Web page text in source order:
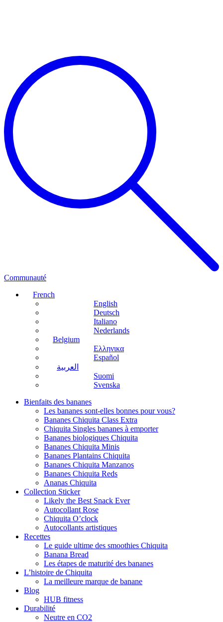
Communauté
French
English
Deutsch
Italiano
Nederlands
Belgium
Ελληνικα
Español
العربية
Suomi
Svenska
Bienfaits des bananes
Les bananes sont-elles bonnes pour vous?
Bananes Chiquita Class Extra
Chiquita Singles bananes à emporter
Bananes biologiques Chiquita
Bananes Chiquita Minis
Bananes Plantains Chiquita
Bananes Chiquita Manzanos
Bananes Chiquita Reds
Ananas Chiquita
Collection Sticker
Likely the Best Snack Ever
Autocollant Rose
Chiquita O’clock
Autocollants artistiques
Recettes
Le guide ultime des smoothies Chiquita
Banana Bread
Les étapes de maturité des bananes
L’histoire de Chiquita
La meilleure marque de banane
Blog
HUB fitness
Durabilité
Neutre en CO2